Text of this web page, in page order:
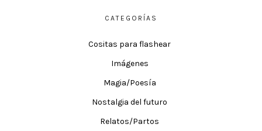
CATEGORÍAS
Cositas para flashear
Imágenes
Magia/Poesía
Nostalgia del futuro
Relatos/Partos